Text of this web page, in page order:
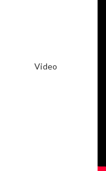
Video